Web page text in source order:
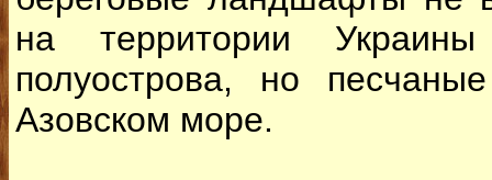
на территории
полуострова, но
Азовском море.